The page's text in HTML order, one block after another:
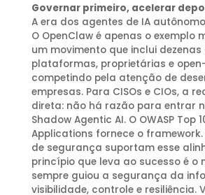
Governar primeiro, acelerar
A era dos agentes de IA
O OpenClaw é apenas o exemplo
um movimento que inclui dezenas
plataformas, proprietárias e
competindo pela atenção de
empresas. Para CISOs e CIOs, a
direta: não há razão para entrar
Shadow Agentic AI. O OWASP Top
Applications fornece o
de segurança suportam esse
princípio que leva ao sucesso é o
sempre guiou a segurança da
visibilidade, controle e resiliência.